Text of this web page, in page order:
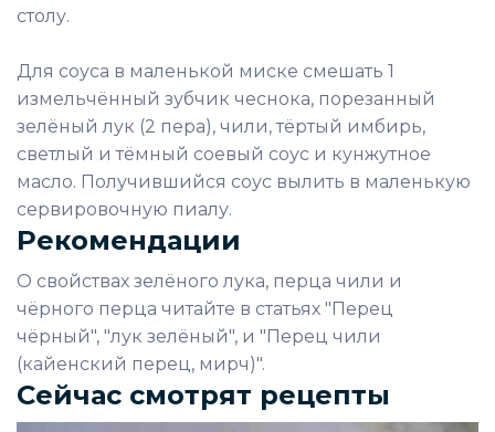
столу.
Для соуса в маленькой миске смешать 1
измельчённый зубчик чеснока, порезанный
зелёный лук (2 пера), чили, тёртый имбирь,
светлый и тёмный соевый соус и кунжутное
масло. Получившийся соус вылить в маленькую
сервировочную пиалу.
Рекомендации
О свойствах зелёного лука, перца чили и
чёрного перца читайте в статьях "Перец
чёрный", "лук зелёный", и "Перец чили
(кайенский перец, мирч)".
Сейчас смотрят рецепты